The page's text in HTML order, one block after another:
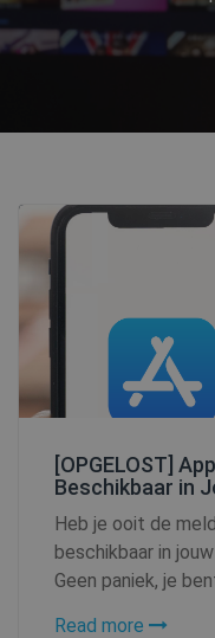
[OPGELOST]
Beschikbaar in
Heb je ooit de
beschikbaar in
Geen paniek, je
Read more